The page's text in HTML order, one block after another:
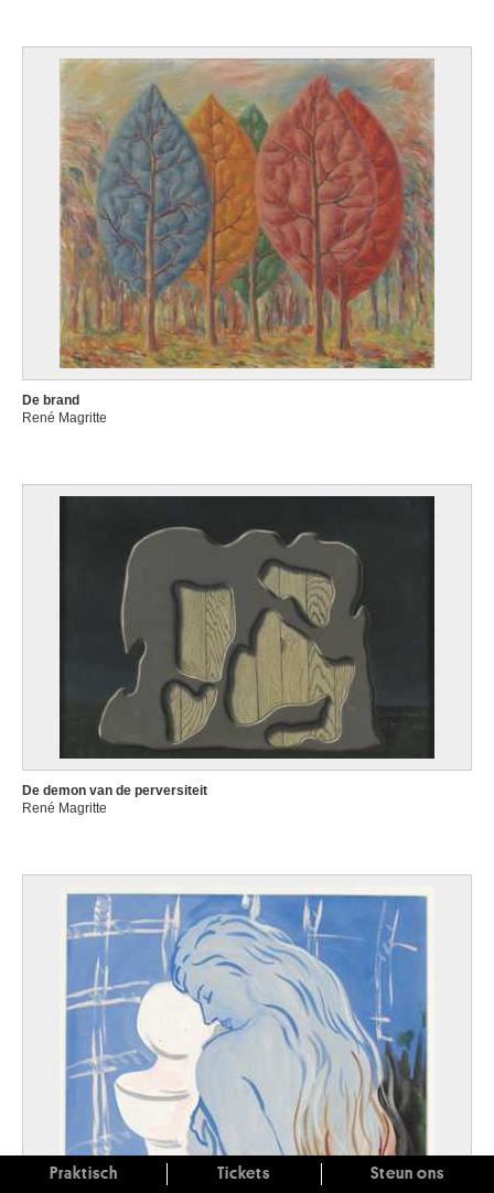
De brand
René Magritte
De demon van de perversiteit
René Magritte
Praktisch Tickets Steun ons